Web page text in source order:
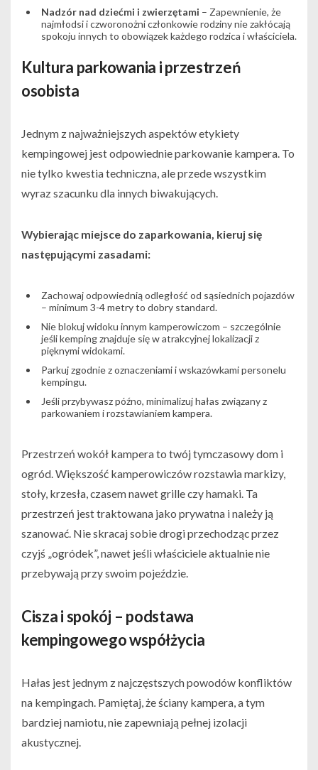
Nadzór nad dziećmi i zwierzętami – Zapewnienie, że
najmłodsi i czworonożni członkowie rodziny nie zakłócają
spokoju innych to obowiązek każdego rodzica i właściciela.
Kultura parkowania i przestrzeń
osobista
Jednym z najważniejszych aspektów etykiety
kempingowej jest odpowiednie parkowanie kampera. To
nie tylko kwestia techniczna, ale przede wszystkim
wyraz szacunku dla innych biwakujących.
Wybierając miejsce do zaparkowania, kieruj się
następującymi zasadami:
Zachowaj odpowiednią odległość od sąsiednich pojazdów
– minimum 3-4 metry to dobry standard.
Nie blokuj widoku innym kamperowiczom – szczególnie
jeśli kemping znajduje się w atrakcyjnej lokalizacji z
pięknymi widokami.
Parkuj zgodnie z oznaczeniami i wskazówkami personelu
kempingu.
Jeśli przybywasz późno, minimalizuj hałas związany z
parkowaniem i rozstawianiem kampera.
Przestrzeń wokół kampera to twój tymczasowy dom i
ogród. Większość kamperowiczów rozstawia markizy,
stoły, krzesła, czasem nawet grille czy hamaki. Ta
przestrzeń jest traktowana jako prywatna i należy ją
szanować. Nie skracaj sobie drogi przechodząc przez
czyjś „ogródek”, nawet jeśli właściciele aktualnie nie
przebywają przy swoim pojeździe.
Cisza i spokój – podstawa
kempingowego współżycia
Hałas jest jednym z najczęstszych powodów konfliktów
na kempingach. Pamiętaj, że ściany kampera, a tym
bardziej namiotu, nie zapewniają pełnej izolacji
akustycznej.